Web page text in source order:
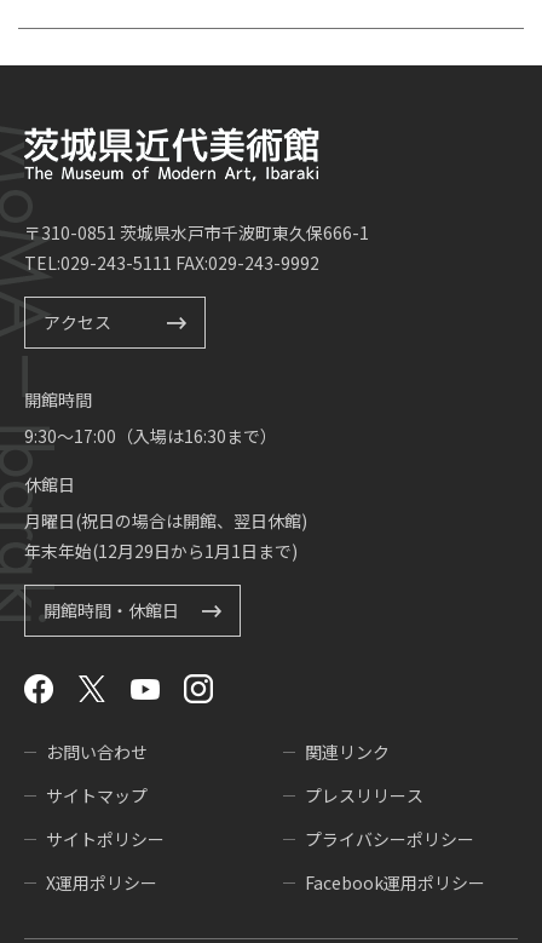
〒310-0851 茨城県水戸市千波町東久保666-1
TEL:029-243-5111 FAX:029-243-9992
アクセス
開館時間
9:30～17:00（入場は16:30まで）
休館日
月曜日(祝日の場合は開館、翌日休館)
年末年始(12月29日から1月1日まで)
開館時間・休館日
お問い合わせ
関連リンク
サイトマップ
プレスリリース
サイトポリシー
プライバシーポリシー
X運用ポリシー
Facebook運用ポリシー